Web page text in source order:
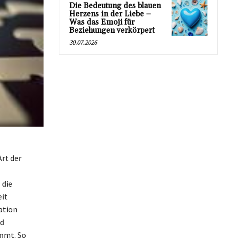
der
So
Die Bedeutung des blauen
Herzens in der Liebe –
Was das Emoji für
Beziehungen verkörpert
30.07.2026